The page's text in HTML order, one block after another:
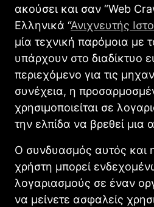
ακούσει και σαν “Web
Ελληνικά “Ανιχνευτής
μία τεχνική παρόμοια με
υπάρχουν στο διαδίκτυο
περιεχόμενο για τις
συνέχεια, η
χρησιμοποιείται σε
την ελπίδα να βρεθεί μια
Ο συνδυασμός αυτός και
χρήστη μπορεί
λογαριασμούς σε έναν
να μείνετε ασφαλείς